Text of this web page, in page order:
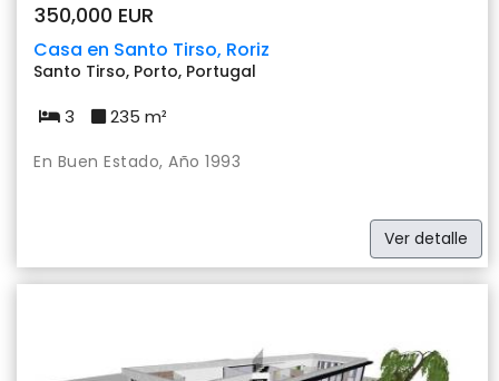
350,000 EUR
Casa en Santo Tirso, Roriz
Santo Tirso, Porto, Portugal
3 235 m²
En Buen Estado, Año 1993
Ver detalle